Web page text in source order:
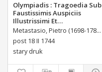
Olympiadis : Tragoedia Sub
Faustissimis Auspiciis
Illustrissimi Et
Eccellentissimi Comitis De
Brühl Liberi Baronis de
Forste & de Pfoerthen [...]
Metastasio, Pietro (1698-1782)
post 18 II 1744
stary druk